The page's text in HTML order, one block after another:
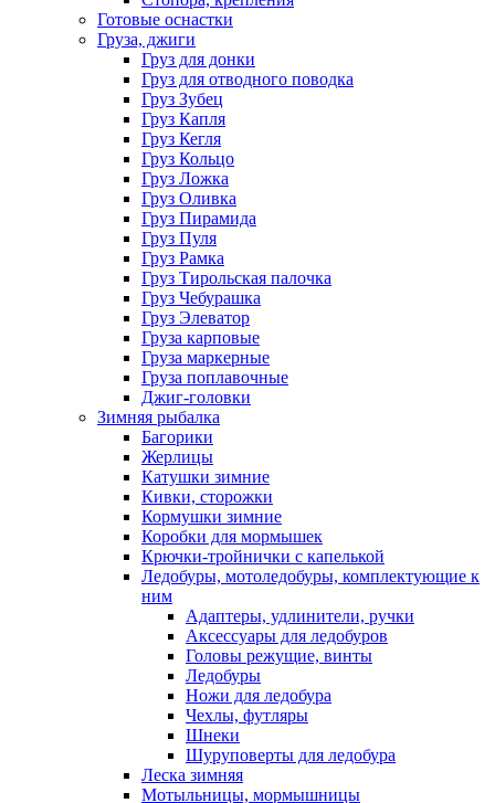
Готовые оснастки
Груза, джиги
Груз для донки
Груз для отводного поводка
Груз Зубец
Груз Капля
Груз Кегля
Груз Кольцо
Груз Ложка
Груз Оливка
Груз Пирамида
Груз Пуля
Груз Рамка
Груз Тирольская палочка
Груз Чебурашка
Груз Элеватор
Груза карповые
Груза маркерные
Груза поплавочные
Джиг-головки
Зимняя рыбалка
Багорики
Жерлицы
Катушки зимние
Кивки, сторожки
Кормушки зимние
Коробки для мормышек
Крючки-тройнички с капелькой
Ледобуры, мотоледобуры, комплектующие к
ним
Адаптеры, удлинители, ручки
Аксессуары для ледобуров
Головы режущие, винты
Ледобуры
Ножи для ледобура
Чехлы, футляры
Шнеки
Шуруповерты для ледобура
Леска зимняя
Мотыльницы, мормышницы